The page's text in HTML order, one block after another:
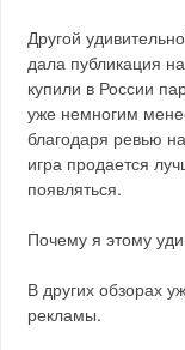
Другой
дала публикация
купили в России
уже немногим
благодаря ревью
игра продается
появляться.
Почему я этому
В других обзорах
рекламы.